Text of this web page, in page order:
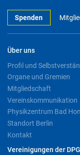
Spenden
Über uns
Profil und
Organe und Gremien
Mitgliedschaft
Vereinskommunikation
Physikzentrum Bad
Standort Berlin
Kontakt
Vereinigungen der DPG